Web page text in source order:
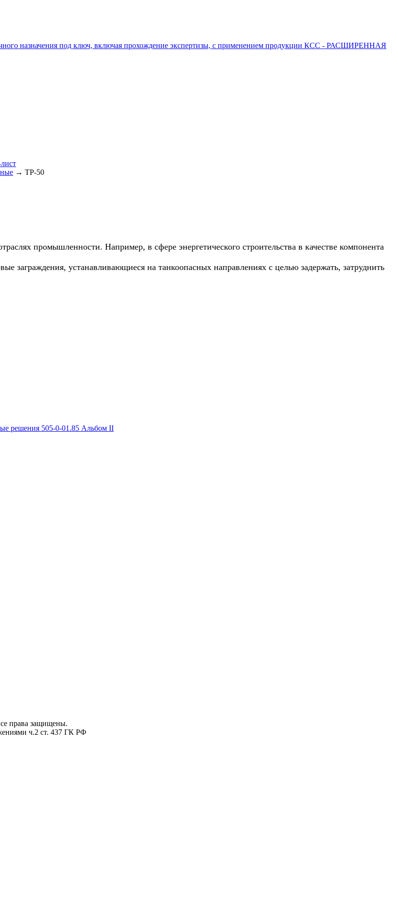
назначения под ключ, включая прохождение экспертизы, с применением продукции КСС - РАСШИРЕННАЯ
→ ТР-50
промышленности. Например, в сфере энергетического строительства в качестве компонента
заграждения, устанавливающиеся на танкоопасных направлениях с целью задержать, затруднить
решения 505-0-01.85 Альбом II
права защищены.
ч.2 ст. 437 ГК РФ